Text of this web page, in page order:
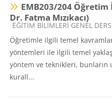
EMB203/204
Dr. Fatma Mızıkacı)
Ders kategorisi
EĞİTİM BİLİMLERİ GENEL
Öğretimle ilgili temel
yöntemleri ile ilgili temel
yöntem ve teknikleri, bunların
kurall...